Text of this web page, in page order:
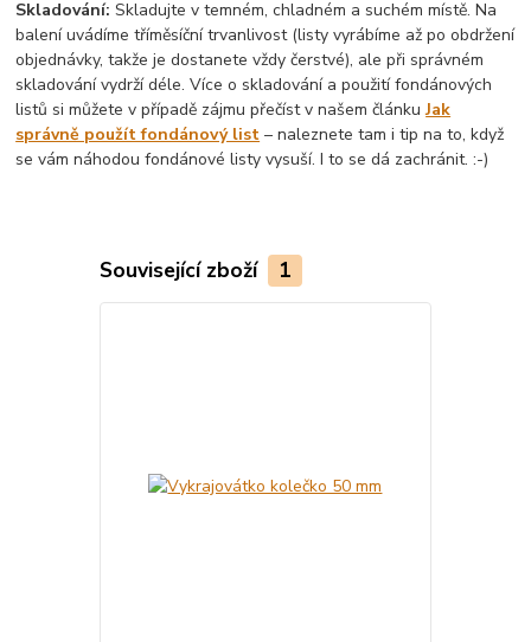
Skladování: Skladujte v temném, chladném a suchém místě. Na
balení uvádíme tříměsíční trvanlivost (listy vyrábíme až po obdržení
objednávky, takže je dostanete vždy čerstvé), ale při správném
skladování vydrží déle. Více o skladování a použití fondánových
listů si můžete v případě zájmu přečíst v našem článkuJak
správně použít fondánový list – naleznete tam i tip na to, když
se vám náhodou fondánové listy vysuší. I to se dá zachránit. :-)
Související zboží 1